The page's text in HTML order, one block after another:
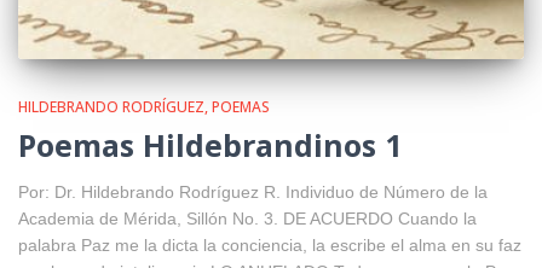
HILDEBRANDO RODRÍGUEZ POEMAS
Poemas Hildebrandinos 1
Por: Dr. Hildebrando Rodríguez R. Individuo de Número de la
Academia de Mérida, Sillón No. 3. DE ACUERDO Cuando la
palabra Paz me la dicta la conciencia, la escribe el alma en su faz